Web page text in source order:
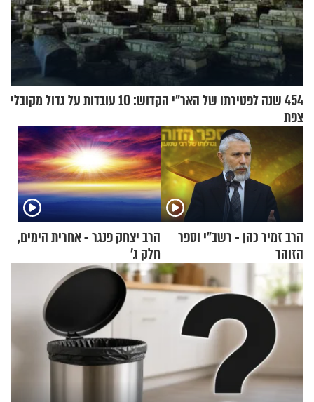
454 שנה לפטירתו של האר"י הקדוש: 10 עובדות על גדול מקובלי
צפת
הרב זמיר כהן - רשב"י וספר
הזוהר
הרב יצחק פנגר - אחרית הימים,
חלק ג’